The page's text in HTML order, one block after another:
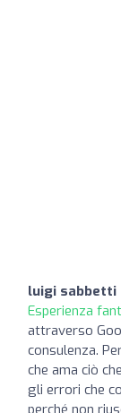
luigi sabbetti
Esperienza
attraverso
consulenza.
che ama ciò
gli errori che
perché non